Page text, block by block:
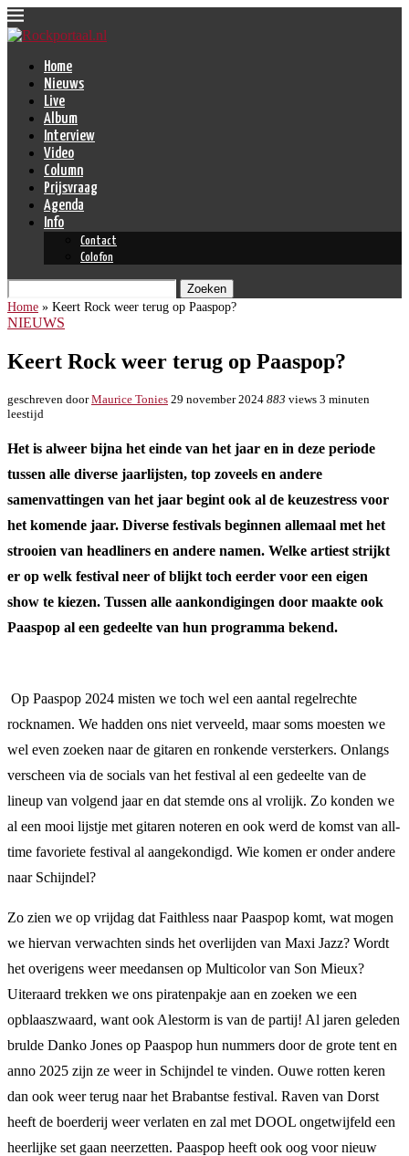
Home
Nieuws
Live
Album
Interview
Video
Column
Prijsvraag
Agenda
Info
Contact
Colofon
Zoeken
Home » Keert Rock weer terug op Paaspop?
NIEUWS
Keert Rock weer terug op Paaspop?
geschreven doorMaurice Tonies 29 november 2024 883 views 3 minuten
leestijd
Het is alweer bijna het einde van het jaar en in deze periode
tussen alle diverse jaarlijsten, top zoveels en andere
samenvattingen van het jaar begint ook al de keuzestress voor
het komende jaar. Diverse festivals beginnen allemaal met het
strooien van headliners en andere namen. Welke artiest strijkt
er op welk festival neer of blijkt toch eerder voor een eigen
show te kiezen. Tussen alle aankondigingen door maakte ook
Paaspop al een gedeelte van hun programma bekend.
Op Paaspop 2024 misten we toch wel een aantal regelrechte
rocknamen. We hadden ons niet verveeld, maar soms moesten we
wel even zoeken naar de gitaren en ronkende versterkers. Onlangs
verscheen via de socials van het festival al een gedeelte van de
lineup van volgend jaar en dat stemde ons al vrolijk. Zo konden we
al een mooi lijstje met gitaren noteren en ook werd de komst van all-
time favoriete festival al aangekondigd. Wie komen er onder andere
naar Schijndel?
Zo zien we op vrijdag dat Faithless naar Paaspop komt, wat mogen
we hiervan verwachten sinds het overlijden van Maxi Jazz? Wordt
het overigens weer meedansen op Multicolor van Son Mieux?
Uiteraard trekken we ons piratenpakje aan en zoeken we een
opblaaszwaard, want ook Alestorm is van de partij! Al jaren geleden
brulde Danko Jones op Paaspop hun nummers door de grote tent en
anno 2025 zijn ze weer in Schijndel te vinden. Ouwe rotten keren
dan ook weer terug naar het Brabantse festival. Raven van Dorst
heeft de boerderij weer verlaten en zal met DOOL ongetwijfeld een
heerlijke set gaan neerzetten. Paaspop heeft ook oog voor nieuw